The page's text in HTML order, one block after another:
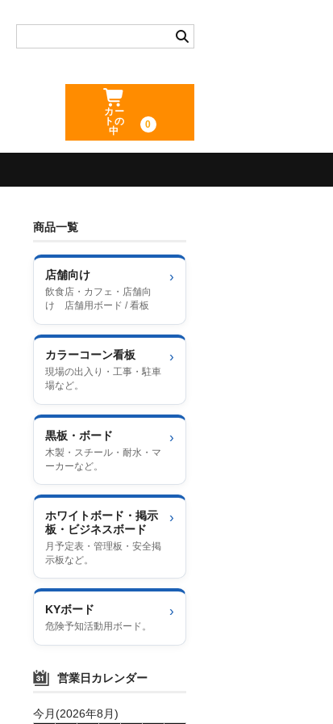
カー
トの
中
0
商品一覧
店舗向け
飲食店・カフェ・店舗向
け 店舗用ボード / 看板
›
カラーコーン看板
現場の出入り・工事・駐車
場など。
›
黒板・ボード
木製・スチール・耐水・マ
ーカーなど。
›
ホワイトボード・掲示
板・ビジネスボード
月予定表・管理板・安全掲
示板など。
›
KYボード
危険予知活動用ボード。
›
営業日カレンダー
今月(2026年8月)